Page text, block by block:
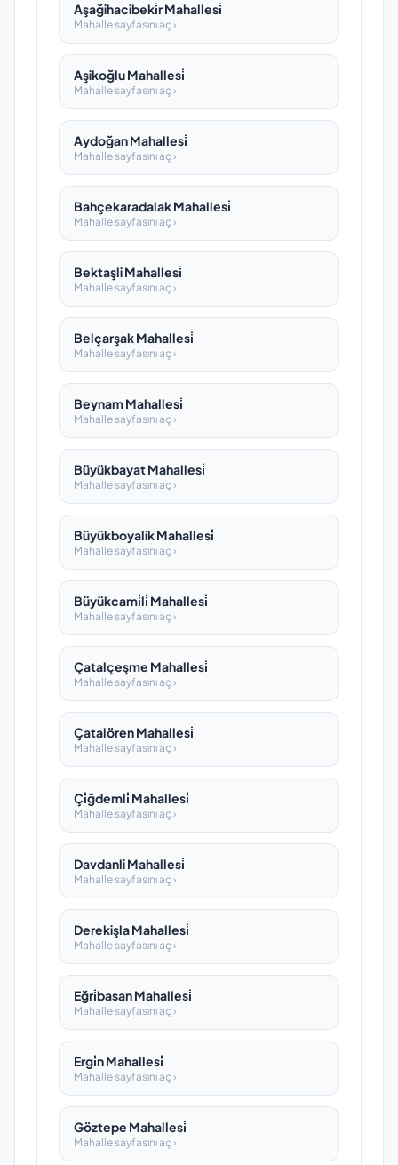
Aşağihacibeki̇r Mahallesi̇
Mahalle sayfasını aç ›
Aşikoğlu Mahallesi̇
Mahalle sayfasını aç ›
Aydoğan Mahallesi̇
Mahalle sayfasını aç ›
Bahçekaradalak Mahallesi̇
Mahalle sayfasını aç ›
Bektaşli Mahallesi̇
Mahalle sayfasını aç ›
Belçarşak Mahallesi̇
Mahalle sayfasını aç ›
Beynam Mahallesi̇
Mahalle sayfasını aç ›
Büyükbayat Mahallesi̇
Mahalle sayfasını aç ›
Büyükboyalik Mahallesi̇
Mahalle sayfasını aç ›
Büyükcami̇li̇ Mahallesi̇
Mahalle sayfasını aç ›
Çatalçeşme Mahallesi̇
Mahalle sayfasını aç ›
Çatalören Mahallesi̇
Mahalle sayfasını aç ›
Çi̇ğdemli̇ Mahallesi̇
Mahalle sayfasını aç ›
Davdanli Mahallesi̇
Mahalle sayfasını aç ›
Derekişla Mahallesi̇
Mahalle sayfasını aç ›
Eğri̇basan Mahallesi̇
Mahalle sayfasını aç ›
Ergi̇n Mahallesi̇
Mahalle sayfasını aç ›
Göztepe Mahallesi̇
Mahalle sayfasını aç ›